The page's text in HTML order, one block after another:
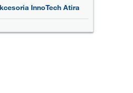
InnoTech Atira